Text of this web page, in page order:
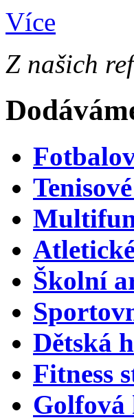
Více
Z našich
Školní
Dětská
Fitness
Golfová